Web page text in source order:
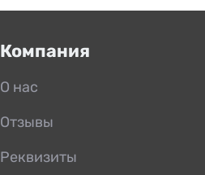
Компания
О нас
Отзывы
Реквизиты